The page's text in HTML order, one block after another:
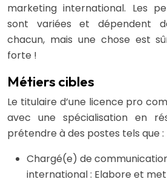
marketing international. Les
sont variées et dépendent
chacun, mais une chose est
forte !
Métiers cibles
Le titulaire d’une licence pro
avec une spécialisation en
prétendre à des postes tels que :
Chargé(e) de
international : Elabore et